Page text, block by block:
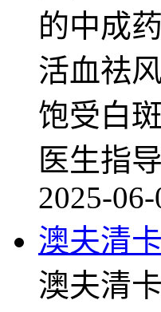
的中成
活血祛
饱受白
医生指
2025-06-
澳夫清
澳夫清